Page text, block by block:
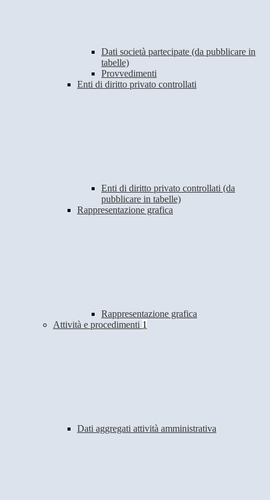
Dati società partecipate (da pubblicare in
tabelle)
Provvedimenti
Enti di diritto privato controllati
Enti di diritto privato controllati (da
pubblicare in tabelle)
Rappresentazione grafica
Rappresentazione grafica
Attività e procedimenti 1
Dati aggregati attività amministrativa